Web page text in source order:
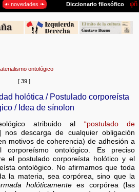
ontológico
[ 39 ]
holótica / Postulado corporeísta
/ Idea de sínolon
atribuido al “postulado de
nos descarga de cualquier obligación
motivos de coherencia) de adhesión a
corporeísmo ontológico. Es preciso
el postulado corporeísta holótico y el
ontológico. No afirmamos que toda
la materia, sea corpórea, sino que la
holóticamente es corpórea (las